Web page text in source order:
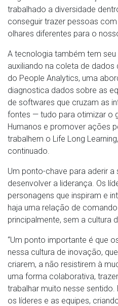
trabalhado a diversidade
conseguir trazer pessoas
olhares diferentes para o
A tecnologia também tem seu
auxiliando na coleta de
do People Analytics, uma
diagnostica dados sobre as
de softwares que cruzam as
fontes — tudo para otimizar o
Humanos e promover ações
trabalhem o Life Long
continuado.
Um ponto-chave para aderir
desenvolver a liderança. Os
personagens que inspiram e
haja uma relação de
principalmente, sem a cultura
“Um ponto importante é que
nessa cultura de inovação,
criarem, a não resistirem à
uma forma colaborativa,
trabalhar muito nesse
os líderes e as equipes,